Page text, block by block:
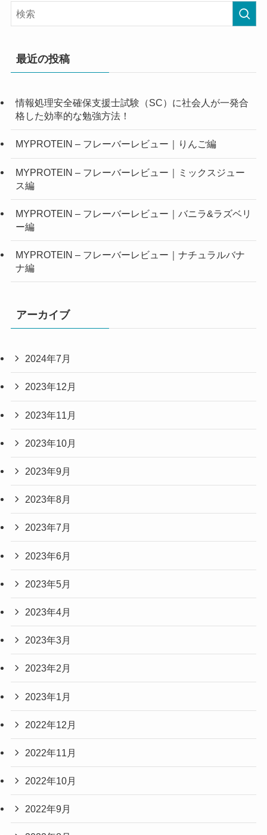
最近の投稿
情報処理安全確保支援士試験（SC）に社会人が一発合
格した効率的な勉強方法！
MYPROTEIN – フレーバーレビュー｜りんご編
MYPROTEIN – フレーバーレビュー｜ミックスジュー
ス編
MYPROTEIN – フレーバーレビュー｜バニラ&ラズベリ
ー編
MYPROTEIN – フレーバーレビュー｜ナチュラルバナ
ナ編
アーカイブ
2024年7月
2023年12月
2023年11月
2023年10月
2023年9月
2023年8月
2023年7月
2023年6月
2023年5月
2023年4月
2023年3月
2023年2月
2023年1月
2022年12月
2022年11月
2022年10月
2022年9月